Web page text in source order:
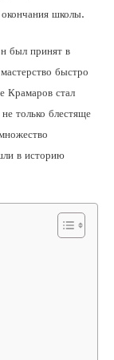
окончания школы.
был принят в
быстро
Крамаров стал
только блестяще
в историю